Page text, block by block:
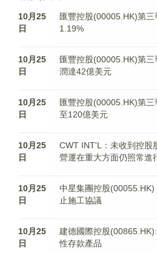
10月25
日
匯豐控股(00005.HK)第
1.19%
10月25
日
匯豐控股(00005.HK)第三
潤達42億美元
10月25
日
匯豐控股(00005.HK)第
至120億美元
10月25
日
CWT INT'L：未收到控股
營運在重大方面仍照常進
10月25
日
中星集團控股
止施工協議
10月25
日
建德國際控股
性存款產品